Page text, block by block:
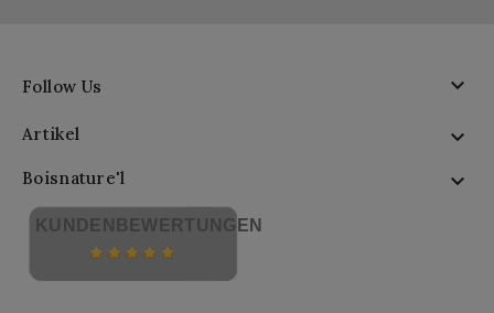
Follow Us 
Artikel 
Boisnature'l 
KUNDENBEWERTUNGEN